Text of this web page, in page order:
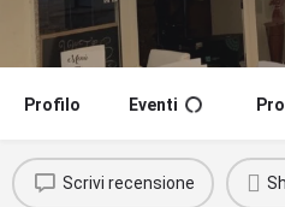
Profilo Eventi
Scrivi recensione